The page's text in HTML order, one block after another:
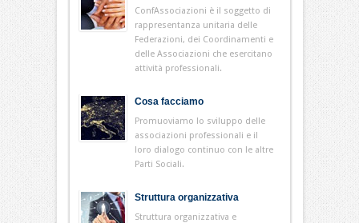
ConfAssociazioni è il soggetto di
rappresentanza unitaria delle
Federazioni, dei Coordinamenti e
delle Associazioni che esercitano
attività professionali.
Cosa facciamo
Promuoviamo lo sviluppo delle
associazioni professionali e il
loro dialogo continuo con le altre
Parti Sociali.
Struttura organizzativa
Struttura organizzativa e